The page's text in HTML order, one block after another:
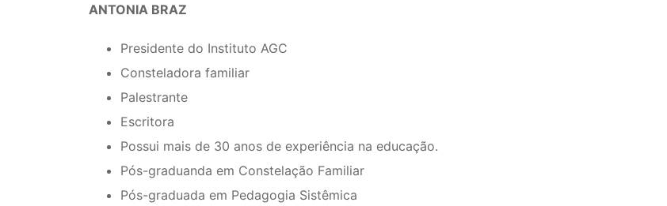
ANTONIA BRAZ
Presidente do Instituto AGC
Consteladora familiar
Palestrante
Escritora
Possui mais de 30 anos de experiência na educação.
Pós-graduanda em Constelação Familiar
Pós-graduada em Pedagogia Sistêmica